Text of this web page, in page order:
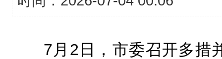
7月2日，市委召开多措